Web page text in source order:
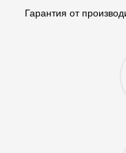
Гарантия от